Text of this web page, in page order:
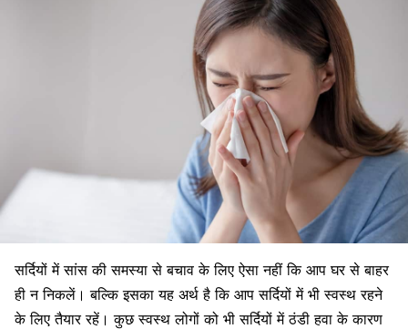
सर्दियों में सांस की समस्या से बचाव के लिए ऐसा नहीं कि आप घर से बाहर
ही न निकलें। बल्कि इसका यह अर्थ है कि आप सर्दियों में भी स्वस्थ रहने
के लिए तैयार रहें। कुछ स्वस्थ लोगों को भी सर्दियों में ठंडी हवा के कारण